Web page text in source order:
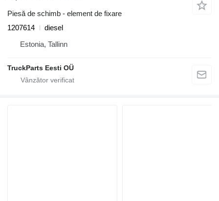
Piesă de schimb - element de fixare
1207614
diesel
Estonia, Tallinn
TruckParts Eesti OÜ